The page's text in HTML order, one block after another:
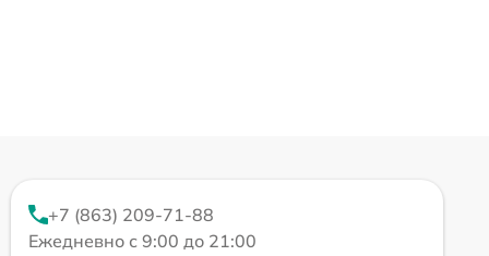
+7 (863) 209-71-88
Ежедневно с 9:00 до 21:00